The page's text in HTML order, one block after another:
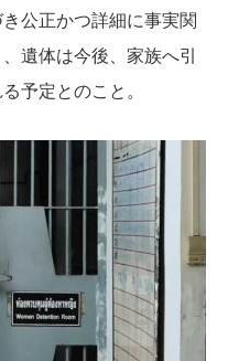
公正かつ詳細に事実関
遺体は今後、家族へ引
予定とのこと。